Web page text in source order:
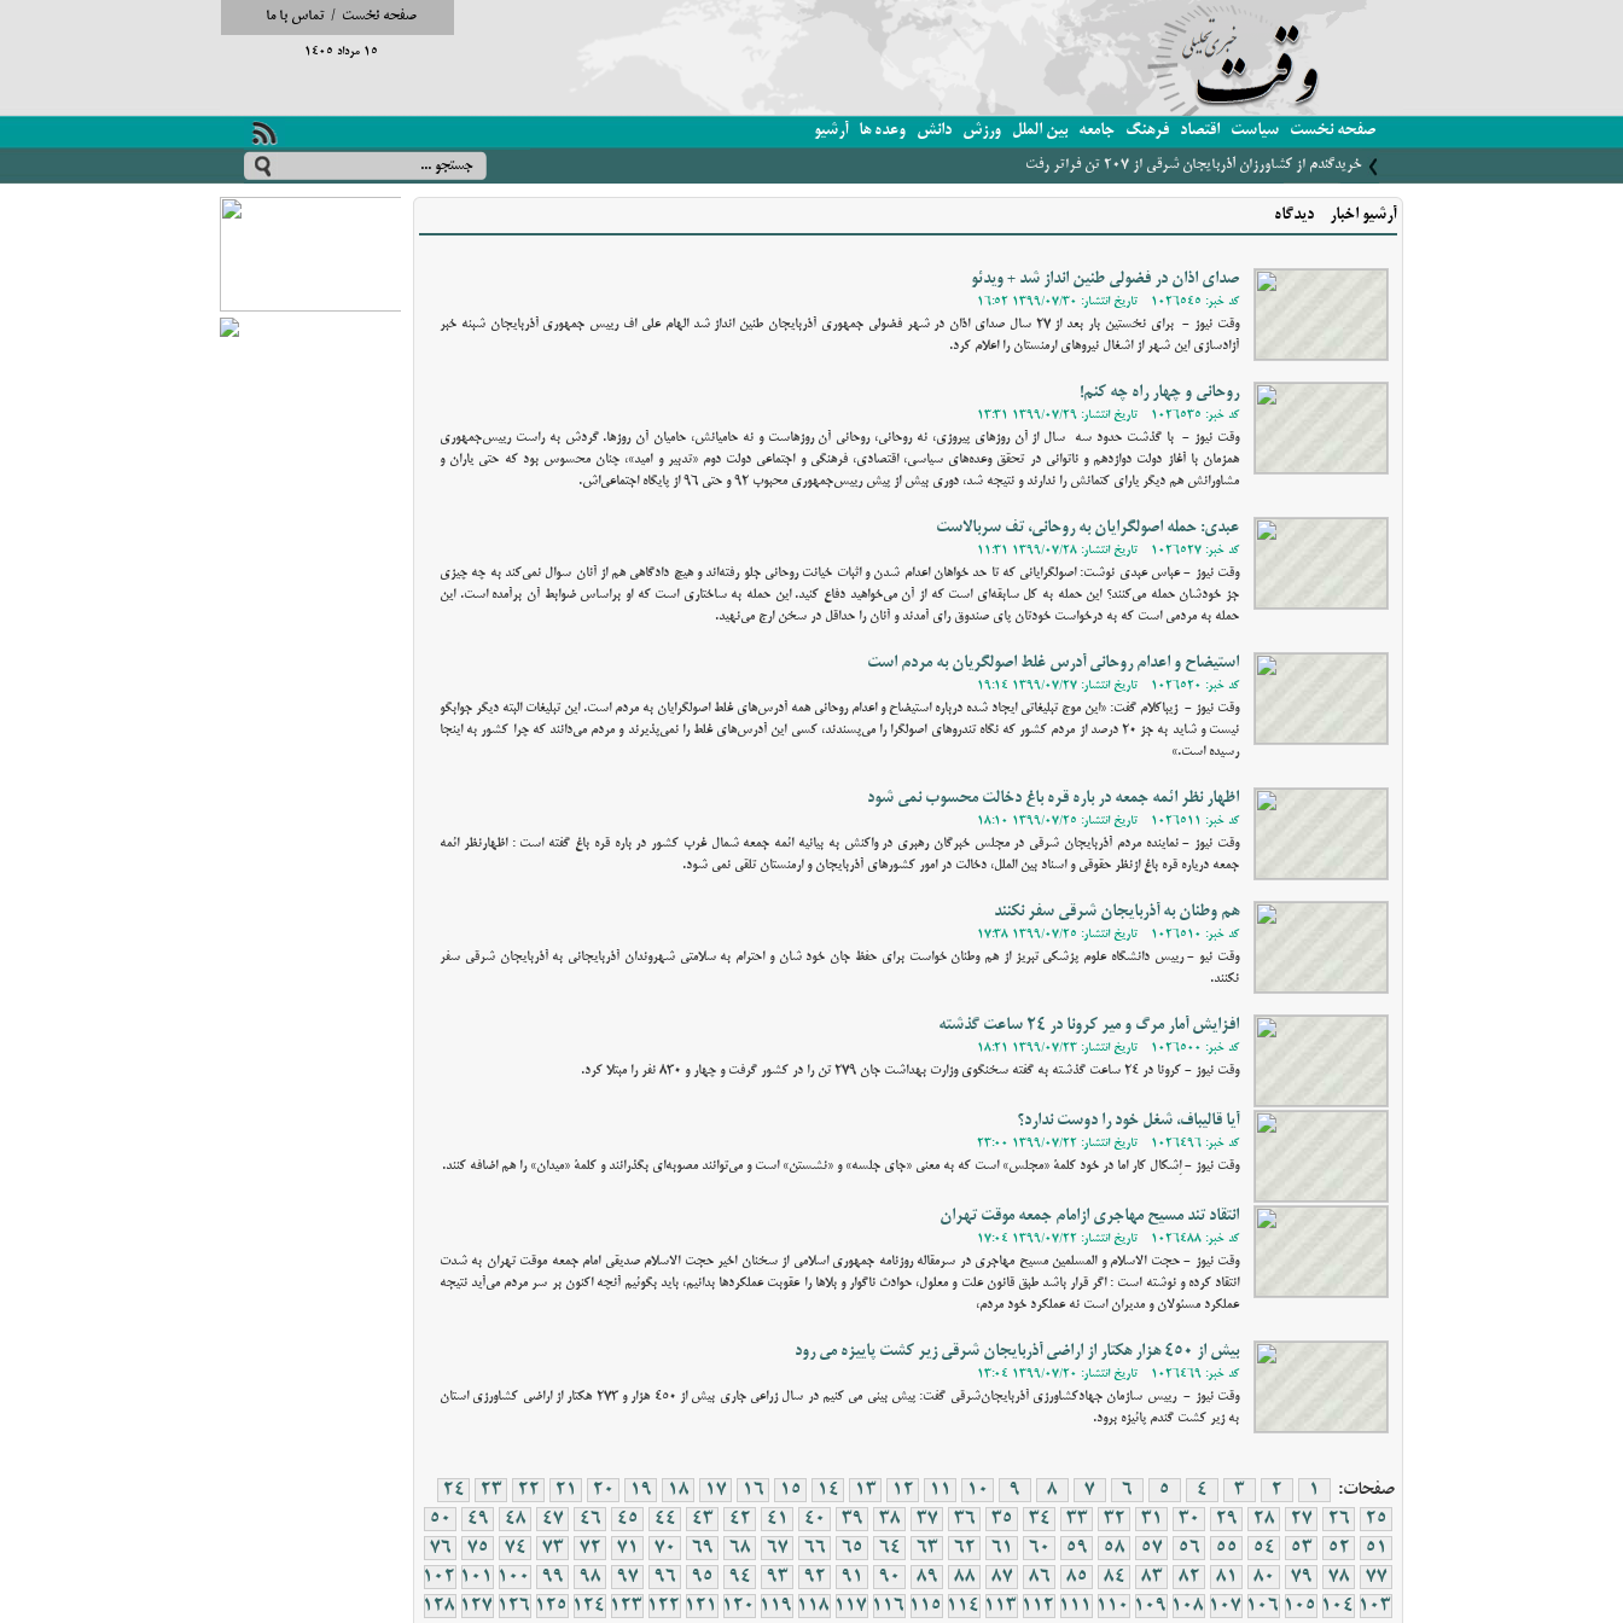
صفحه نخست / تماس با ما
15 مرداد 1405
صفحه نخست سیاست اقتصاد فرهنگ جامعه بین الملل ورزش دانش وعده ها آرشیو
خریدگندم از کشاورزان آذربایجان شرقی از 207 تن فراتر رفت
آرشیو اخبار - دیدگاه
صدای اذان در فضولی طنین انداز شد + ویدئو
کد خبر: 1026545 - تاریخ انتشار: 1399/07/30 16:52
وقت نیوز - برای نخستین بار بعد از 27 سال صدای اذان در شهر فضولی جمهوری آذربایجان طنین انداز شد الهام علی اف رییس جمهوری آذربایجان شبنه خبر
آزادسازی این شهر از اشغال نیروهای ارمنستان را اعلام کرد.
روحانی و چهار راه چه کنم!
کد خبر: 1026535 - تاریخ انتشار: 1399/07/29 13:31
وقت نیوز - با گذشت حدود سه سال از آن روز‌های پیروزی، نه روحانی، روحانی آن روزهاست و نه حامیانش، حامیان آن روزها. گردش به راست رییس‌جمهوری
همزمان با آغاز دولت دوازدهم و ناتوانی در تحقق وعده‌های سیاسی، اقتصادی، فرهنگی و اجتماعی دولت دوم «تدبیر و امید»، چنان محسوس بود که حتی یاران و
مشاورانش هم دیگر یارای کتمانش را ندارند و نتیجه شد، دوری بیش از پیش رییس‌جمهوری محبوب ۹۲ و حتی ۹۶ از پایگاه اجتماعی‌اش.
عبدی: حمله اصولگرایان به روحانی، تف سربالاست
کد خبر: 1026527 - تاریخ انتشار: 1399/07/28 11:31
وقت نیوز - عباس عبدی نوشت: اصولگرایانی که تا حد خواهان اعدام شدن و اثبات خیانت روحانی جلو رفته‌اند و هیچ دادگاهی هم از آنان سوال نمی‌کند به چه چیزی
جز خودشان حمله می‌کنند؟ این حمله به کل سابقه‌ای است که از آن می‌خواهید دفاع کنید. این حمله به ساختاری است که او براساس ضوابط آن برآمده است. این
حمله به مردمی است که به درخواست خودتان پای صندوق رای آمدند و آنان را حداقل در سخن ارج می‌نهید.
استیضاح و اعدام روحانی آدرس غلط اصولگریان به مردم است
کد خبر: 1026520 - تاریخ انتشار: 1399/07/27 19:14
وقت نیوز - زیباکلام گفت: «این موج تبلیغاتی ایجاد شده درباره استیضاح و اعدام روحانی همه آدرس‌های غلط اصولگرایان به مردم است. این تبلیغات البته دیگر جوابگو
نیست و شاید به جز ۲۰ درصد از مردم کشور که نگاه تندرو‌های اصولگرا را می‌پسندند، کسی این آدرس‌های غلط را نمی‌پذیرند و مردم می‌دانند که چرا کشور به اینجا
رسیده است.»
اظهار نظر ائمه جمعه در باره قره باغ دخالت محسوب نمی شود
کد خبر: 1026511 - تاریخ انتشار: 1399/07/25 18:10
وقت نیوز - نماینده مردم آذربایجان شرقی در مجلس خبرگان رهبری در واکنش به بیانیه ائمه جمعه شمال غرب کشور در باره قره باغ گفته است : اظهارنظر ائمه
جمعه دریاره قره باغ ازنظر حقوقی و اسناد بین الملل، دخالت در امور کشورهای آذربایجان و ارمنستان تلقی نمی شود.
هم وطنان به آذربایجان شرقی سفر نکنند
کد خبر: 1026510 - تاریخ انتشار: 1399/07/25 17:38
وقت نیو - رییس دانشگاه علوم پزشکی تبریز از هم وطنان خواست برای حفظ جان خود شان و احترام به سلامتی شهروندان آذربایجانی به آذربایجان شرقی سفر
نکنند.
افزایش آمار مرگ و میر کرونا در 24 ساعت گذشته
کد خبر: 1026500 - تاریخ انتشار: 1399/07/23 18:21
وقت نیوز - کرونا در 24 ساعت گذشته به گفته سخنگوی وزارت بهداشت جان 279 تن را در کشور گرفت و چهار و 830 نفر را مبتلا کرد.
آیا قالیباف، شغل خود را دوست ندارد؟
کد خبر: 1026496 - تاریخ انتشار: 1399/07/22 23:00
وقت نیوز - اِشکال کار اما در خود کلمۀ «مجلس» است که به معنی «جای جلسه» و «نشستن» است و می‌توانند مصوبه‌ای بگذرانند و کلمۀ «میدان» را هم اضافه کنند.
انتقاد تند مسیح مهاجری ازامام جمعه موقت تهران
کد خبر: 1026488 - تاریخ انتشار: 1399/07/22 17:04
وقت نیوز - حجت الاسلام و المسلمین مسیح مهاجری در سرمقاله روزنامه جمهوری اسلامی از سخنان اخیر حجت الاسلام صدیقی امام جمعه موقت تهران به شدت
انتقاد کرده و نوشته است : اگر قرار باشد طبق قانون علت و معلول، حوادث ناگوار و بلاها را عقوبت عملکردها بدانیم، باید بگوئیم آنچه اکنون بر سر مردم می‌آید نتیجه
عملکرد مسئولان و مدیران است نه عملکرد خود مردم،
بیش از 450 هزار هکتار از اراضی آذربایجان شرقی زیر کشت پاییزه می رود
کد خبر: 1026469 - تاریخ انتشار: 1399/07/20 13:04
وقت نیوز - رییس سازمان جهادکشاورزی آذربایجان‌شرقی گفت: پیش بینی می کنیم در سال زراعی جاری بیش از ۴۵۰ هزار و ۲۷۳ هکتار از اراضی کشاورزی استان
به زیر کشت گندم پائیزه برود.
صفحات: 1
2
3
4
5
6
7
8
9
10
11
12
13
14
15
16
17
18
19
20
21
22
23
24
25
26
27
28
29
30
31
32
33
34
35
36
37
38
39
40
41
42
43
44
45
46
47
48
49
50
51
52
53
54
55
56
57
58
59
60
61
62
63
64
65
66
67
68
69
70
71
72
73
74
75
76
77
78
79
80
81
82
83
84
85
86
87
88
89
90
91
92
93
94
95
96
97
98
99
100
101
102
103
104
105
106
107
108
109
110
111
112
113
114
115
116
117
118
119
120
121
122
123
124
125
126
127
128